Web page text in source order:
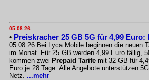
05.08.26:
• Preiskracher 25 GB 5G für 4,99
05.08.26 Bei Lyca Mobile beginnen die neuen
im Monat. Für 25 GB werden 4,99 Euro fällig,
kommen zwei Prepaid Tarife mit 32 GB für
Euro je 28 Tage. Alle Angebote unterstützen
Netz. ...mehr